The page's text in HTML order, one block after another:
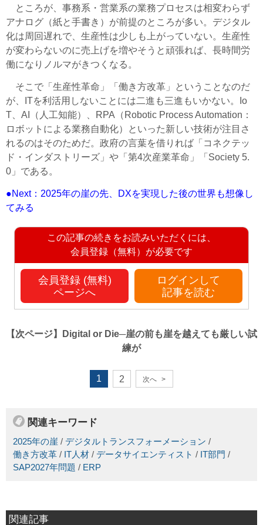
ところが、事務系・営業系の業務プロセスは相変わらず
アナログ（紙と手書き）が前提のところが多い。デジタル
化は周回遅れで、生産性は少しも上がっていない。生産性
が変わらないのに売上げを増やそうと頑張れば、長時間労
働になりノルマがきつくなる。
そこで「生産性革命」「働き方改革」ということなのだ
が、ITを利活用しないことには二進も三進もいかない。Io
T、AI（人工知能）、RPA（Robotic Process Automation：
ロボットによる業務自動化）といった新しい技術が注目さ
れるのはそのためだ。政府の言葉を借りれば「コネクテッ
ド・インダストリーズ」や「第4次産業革命」「Society 5.
0」である。
●Next：2025年の崖の先、DXを実現した後の世界も想像し
てみる
この記事の続きをお読みいただくには、
会員登録（無料）が必要です
会員登録 (無料)
ページへ
ログインして
記事を読む
【次ページ】
Digital or Die─崖の前も崖を越えても厳しい試
練が
1 2 次へ >
関連キーワード
2025年の崖 / デジタルトランスフォーメーション /
働き方改革 / IT人材 / データサイエンティスト / IT部門 /
SAP2027年問題 / ERP
関連記事